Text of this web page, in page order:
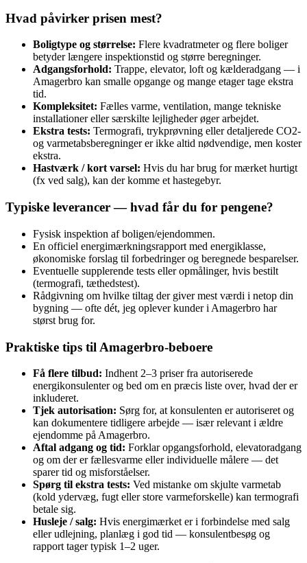
Hvad påvirker prisen mest?
Boligtype og størrelse: Flere kvadratmeter og flere boliger
betyder længere inspektionstid og større beregninger.
Adgangsforhold: Trappe, elevator, loft og kælderadgang — i
Amagerbro kan smalle opgange og mange etager tage ekstra
tid.
Kompleksitet: Fælles varme, ventilation, mange tekniske
installationer eller særskilte lejligheder øger arbejdet.
Ekstra tests: Termografi, trykprøvning eller detaljerede CO2-
og varmetabsberegninger er ikke altid nødvendige, men koster
ekstra.
Hastværk / kort varsel: Hvis du har brug for mærket hurtigt
(fx ved salg), kan der komme et hastegebyr.
Typiske leverancer — hvad får du for pengene?
Fysisk inspektion af boligen/ejendommen.
En officiel energimærkningsrapport med energiklasse,
økonomiske forslag til forbedringer og beregnede besparelser.
Eventuelle supplerende tests eller opmålinger, hvis bestilt
(termografi, tæthedstest).
Rådgivning om hvilke tiltag der giver mest værdi i netop din
bygning — ofte dét, jeg oplever kunder i Amagerbro har
størst brug for.
Praktiske tips til Amagerbro-beboere
Få flere tilbud: Indhent 2–3 priser fra autoriserede
energikonsulenter og bed om en præcis liste over, hvad der er
inkluderet.
Tjek autorisation: Sørg for, at konsulenten er autoriseret og
kan dokumentere tidligere arbejde — især relevant i ældre
ejendomme på Amagerbro.
Aftal adgang og tid: Forklar opgangsforhold, elevatoradgang
og om der er fællesvarme eller individuelle målere — det
sparer tid og misforståelser.
Spørg til ekstra tests: Ved mistanke om skjulte varmetab
(kold ydervæg, fugt eller store varmeforskelle) kan termografi
betale sig.
Husleje / salg: Hvis energimærket er i forbindelse med salg
eller udlejning, planlæg i god tid — konsulentbesøg og
rapport tager typisk 1–2 uger.